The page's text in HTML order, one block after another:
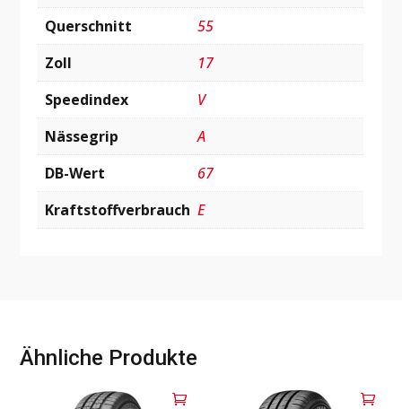
Querschnitt
55
Zoll
17
Speedindex
V
Nässegrip
A
DB-Wert
67
Kraftstoffverbrauch E
Ähnliche Produkte